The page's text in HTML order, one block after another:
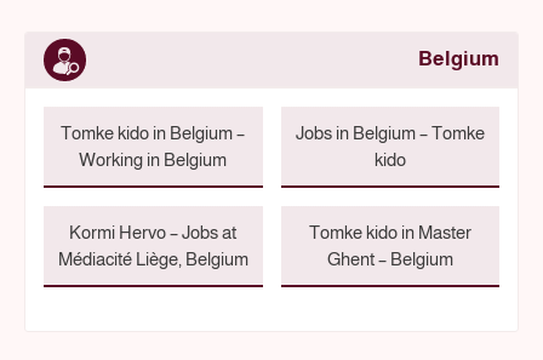
Belgium
Jobs in Belgium – Tomke
kido
Tomke kido in Belgium –
Working in Belgium
Tomke kido in Master
Ghent – Belgium
Kormi Hervo – Jobs at
Médiacité Liège, Belgium